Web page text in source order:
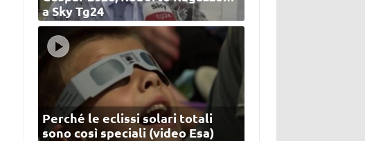
a Sky Tg24
Perché le eclissi solari totali
sono così speciali (video Esa)